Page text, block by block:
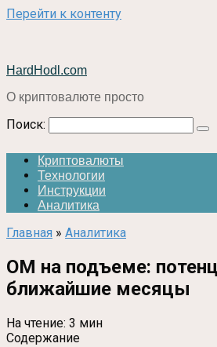
Перейти к контенту
HardHodl.com
О криптовалюте просто
Поиск:
Криптовалюты
Технологии
Инструкции
Аналитика
Главная » Аналитика
OM на подъеме:
ближайшие месяцы
На чтение: 3 мин
Содержание